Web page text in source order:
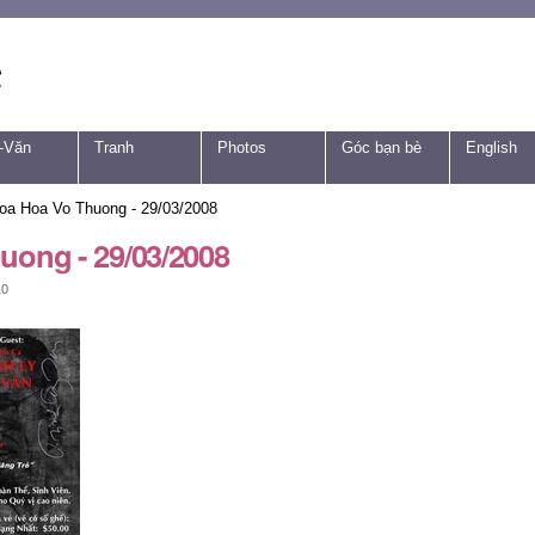
Tranh Photos Góc bạn bè English
Hoa Vo Thuong - 29/03/2008
- 29/03/2008